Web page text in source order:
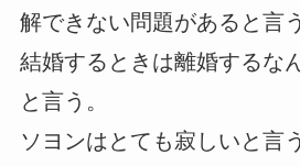
解できない問題があると言う
結婚するときは離婚するな
と言う。
ソヨンはとても寂しいと言う